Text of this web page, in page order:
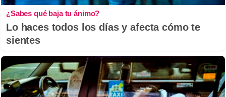
¿Sabes qué baja tu ánimo?
Lo haces todos los días y afecta cómo te
sientes